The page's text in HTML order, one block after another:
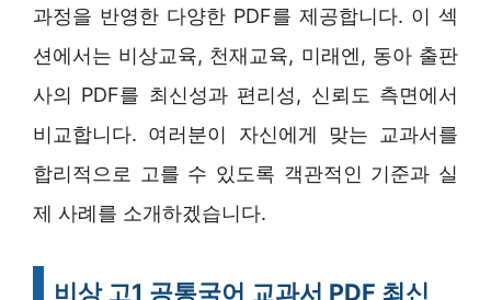
과정을 반영한 다양한 PDF를 제공합니다. 이 섹
션에서는 비상교육, 천재교육, 미래엔, 동아 출판
사의 PDF를 최신성과 편리성, 신뢰도 측면에서
비교합니다. 여러분이 자신에게 맞는 교과서를
합리적으로 고를 수 있도록 객관적인 기준과 실
제 사례를 소개하겠습니다.
비상 고1 공통국어 교과서 PDF 최신